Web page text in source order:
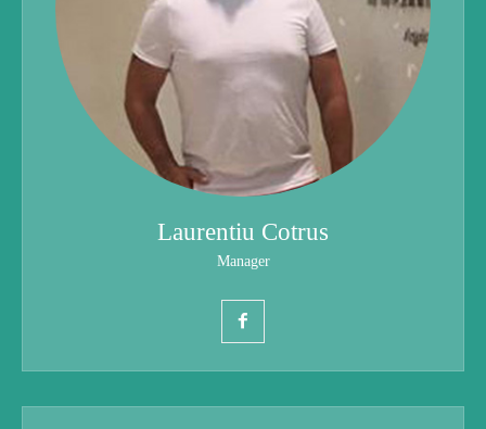
Laurentiu Cotrus
Manager